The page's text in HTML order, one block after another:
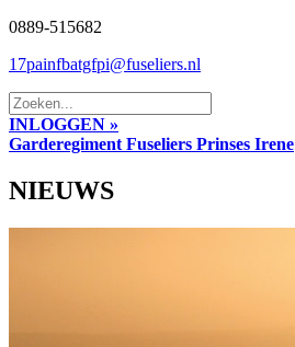
0889-515682
17painfbatgfpi@fuseliers.nl
INLOGGEN »
Garderegiment Fuseliers Prinses Irene
NIEUWS